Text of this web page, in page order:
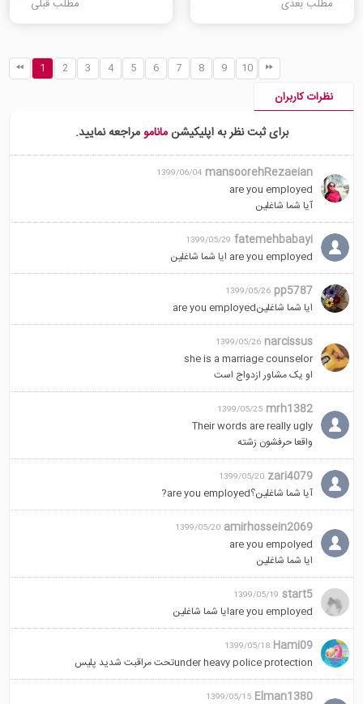
مطلب بعدی
مطلب قبلی
1 2 3 4 5 6 7 8 9 10
نظرات کاربران
برای ثبت نظر به اپلیکیشنمانامومراجعه نمایید.
mansoorehRezaeian
1399/06/04
are you employed
آیا شما شاغلین
fatemehbabayi
1399/05/29
are you employed ایا شما شاغلین
pp5787
1399/05/26
ایا شما شاغلینare you employed
narcissus
1399/05/26
she is a marriage counselor
او‌ یک‌‌ مشاور ازدواج است
mrh1382
1399/05/25
Their words are really ugly
واقعا حرفشون زشته
zari4079
1399/05/20
آیا شما شاغلین؟are you employed?
amirhossein2069
1399/05/20
are you empolyed
ایا شما شاغلین
start5
1399/05/19
are you employedایا شما شاغلین
Hami09
1399/05/18
under heavy police protectionتحت مراقبت شديد پليس
Elman1380
1399/05/15